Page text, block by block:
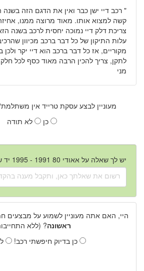
" רכב דיי ישן כבר ואין את הדגם הזה בשנה
קשה למצוא אותו. מאוד מרוצה ממנו,
צריכת דלק דיי נמוכה יחסית לרכב בשנה
עלות התיקון של כל דבר ברכב מכיוון
מקוריים, אז כל דבר ברכב הוא דיי יקר
לתקן, צריך להכין הרבה מאוד כסף לכל
מני
מעוניין לבצע עסקת טרייד אין
כן
לא תודה
יש לך שאלה על אאודי 80 1991 - 1995 יד שנייה?
היי, האם אתה מעוניין לשמוע על מבצעים
ראשונה? (ללא
כן בדיוק חיפשתי רכב!